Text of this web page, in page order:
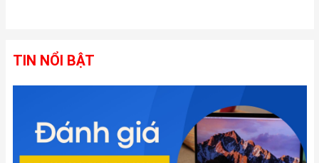
rủi ro va chạm trong quá trình vận hành.
TIN NỔI BẬT